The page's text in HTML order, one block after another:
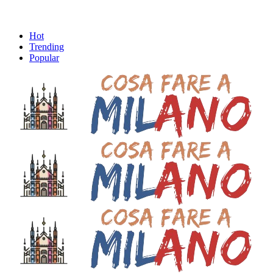
Hot
Trending
Popular